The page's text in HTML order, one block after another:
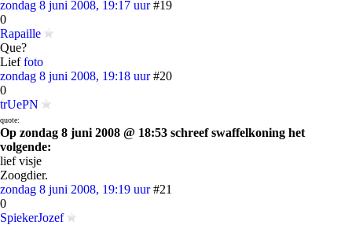
zondag 8 juni 2008, 19:17 uur #19
0
Rapaille
Que?
Lieffoto
zondag 8 juni 2008, 19:18 uur #20
0
trUePN
quote:
Op zondag 8 juni 2008 @ 18:53 schreef swaffelkoning het
volgende:
lief visje
Zoogdier.
zondag 8 juni 2008, 19:19 uur #21
0
SpiekerJozef